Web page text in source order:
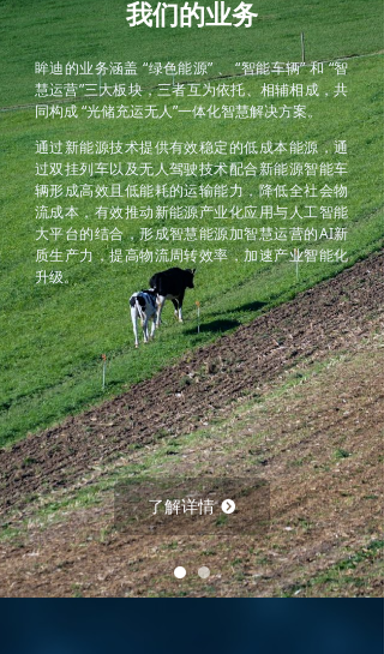
我们的业务
了解详情 뀹
眸迪的业务涵盖 “绿色能源” 、 “智能车辆” 和 “智
慧运营”三大板块，三者互为依托、相辅相成，共
同构成 “光储充运无人”一体化智慧解决方案。
通过新能源技术提供有效稳定的低成本能源，通
过双挂列车以及无人驾驶技术配合新能源智能车
辆形成高效且低能耗的运输能力，降低全社会物
流成本，有效推动新能源产业化应用与人工智能
大平台的结合，形成智慧能源加智慧运营的AI新
质生产力，提高物流周转效率，加速产业智能化
升级。